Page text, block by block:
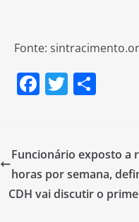
Fonte:
F
e
b
o
T
er e
Funcionário exposto a
horas por semana,
CDH vai discutir o